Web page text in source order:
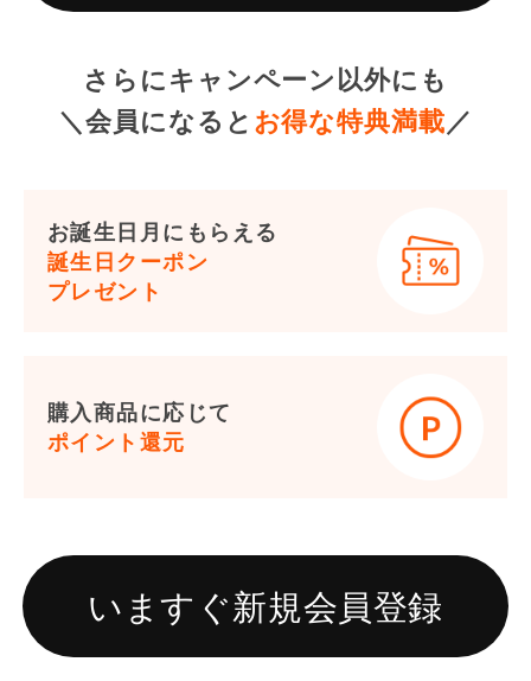
さらにキャンペーン以外にも
＼会員になると お得な特典満載／
お誕生日月にもらえる
誕生日クーポン
プレゼント
購入商品に応じて
ポイント還元
いますぐ新規会員登録